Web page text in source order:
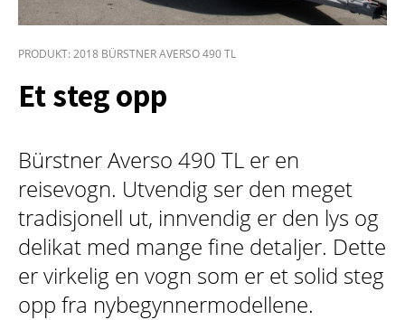
PRODUKT: 2018 BÜRSTNER AVERSO 490 TL
Et steg opp
Bürstner Averso 490 TL er en
reisevogn. Utvendig ser den meget
tradisjonell ut, innvendig er den lys og
delikat med mange fine detaljer. Dette
er virkelig en vogn som er et solid steg
opp fra nybegynnermodellene.